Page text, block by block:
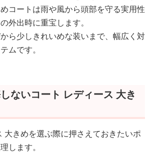
コートは雨や風から頭部を守る実用性
外出時に重宝します。
ら少しきれいめな装いまで、幅広く対
ムです。
ないコート レディース 大き
大きめを選ぶ際に押さえておきたいポ
します。